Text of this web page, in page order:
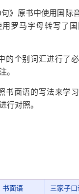
》原书中使用国际
罗马字母转写了
的个别词汇进行了
。
书面语的写法来学
行对照。
书面语 三家子口